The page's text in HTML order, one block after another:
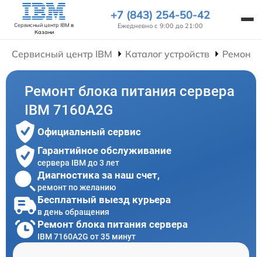
Сервисный центр IBM в
Казани
+7 (843) 254-50-42
Ежедневно с 9:00 до 21:00
Сервисный центр IBM Каталог устройств Ремонт
Ремонт блока питания сервера
IBM 7160A2G
Официальный сервис
Гарантийное обслуживание
сервера IBM до 3 лет
Диагностика за наш счет,
ремонт по желанию
Бесплатный выезд курьера
в день обращения
Ремонт блока питания сервера
IBM 7160A2G от 35 минут